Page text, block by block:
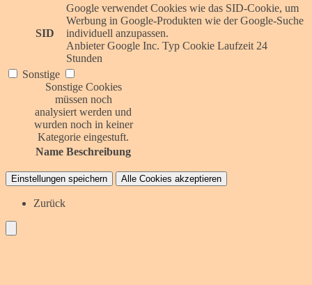
SID
Google verwendet Cookies wie das SID-Cookie, um
Werbung in Google-Produkten wie der Google-Suche
individuell anzupassen.
Anbieter Google Inc. Typ Cookie Laufzeit 24
Stunden
Sonstige
Sonstige Cookies
müssen noch
analysiert werden und
wurden noch in keiner
Kategorie eingestuft.
Name Beschreibung
Einstellungen speichern Alle Cookies akzeptieren
Zurück